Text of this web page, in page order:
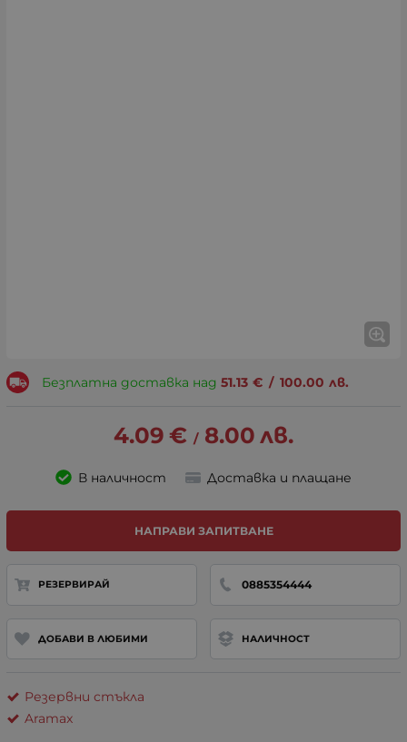
Безплатна доставка над 51.13 € / 100.00 лв.
4.09 € / 8.00 лв.
В наличност Доставка и плащане
НАПРАВИ ЗАПИТВАНЕ
РЕЗЕРВИРАЙ 0885354444
ДОБАВИ В ЛЮБИМИ НАЛИЧНОСТ
Резервни стъкла
Aramax